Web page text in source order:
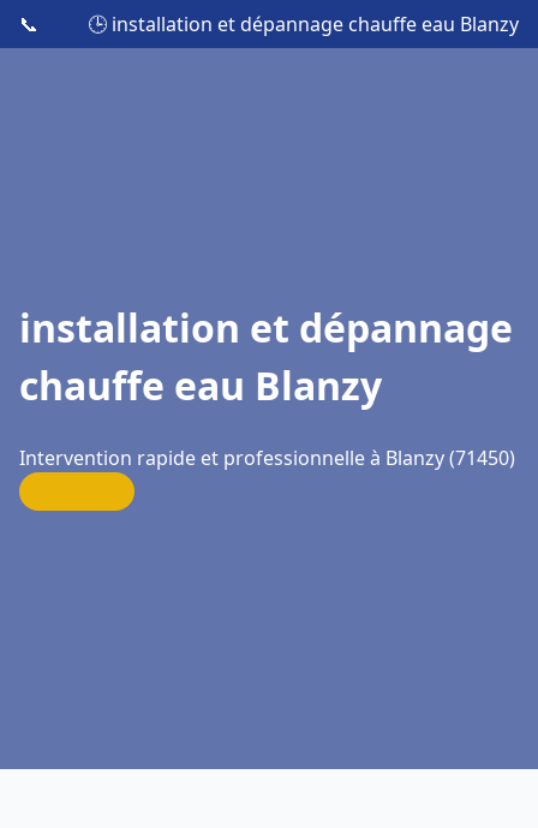
📞 🕒 installation et dépannage chauffe eau Blanzy
installation et dépannage
chauffe eau Blanzy
Intervention rapide et professionnelle à Blanzy (71450)